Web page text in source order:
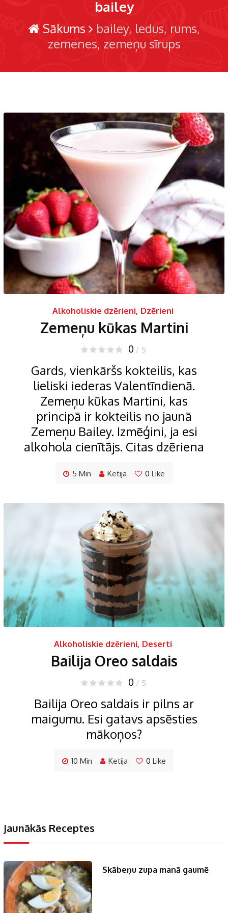
bailey
Sākums bailey ledus rums
zemenes zemeņu sīrups
Alkoholiskie dzērieni, Dzērieni
Zemeņu kūkas Martini
0 / 5
Gards, vienkāršs kokteilis, kas
lieliski iederas Valentīndienā.
Zemeņu kūkas Martini, kas
principā ir kokteilis no jaunā
Zemeņu Bailey. Izmēģini, ja esi
alkohola cienītājs. Citas dzēriena
5 Min Ketija 0 Like
Alkoholiskie dzērieni, Deserti
Bailija Oreo saldais
0 / 5
Bailija Oreo saldais ir pilns ar
maigumu. Esi gatavs apsēsties
mākoņos?
10 Min Ketija 0 Like
Jaunākās Receptes
Skābeņu zupa manā gaumē